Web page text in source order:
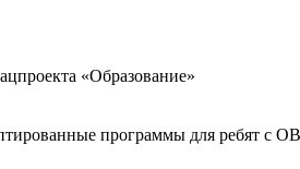
«Образование»
программы для ребят с